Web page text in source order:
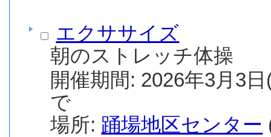
エクササイズ
朝のストレッチ体操
開催期間: 2026年3月3
場所: 踊場地区センター